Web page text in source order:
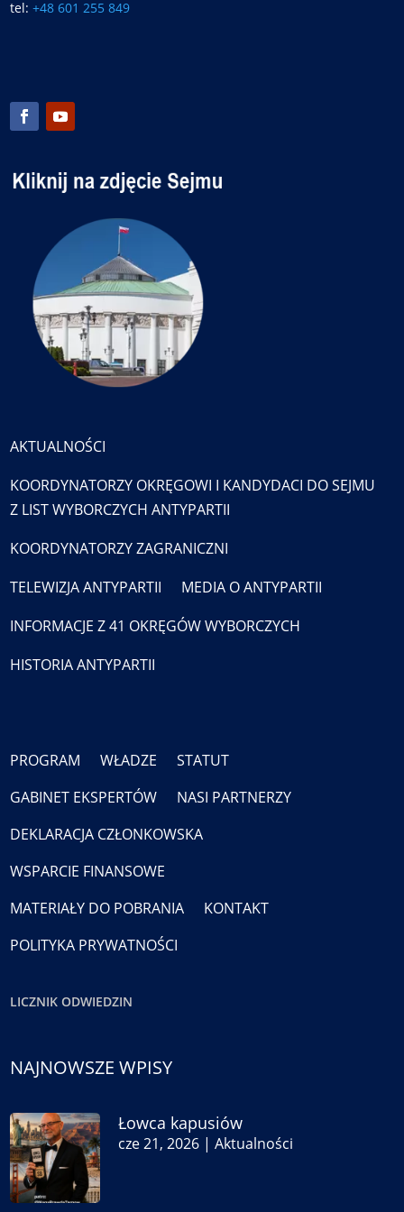
tel:+48 601 255 849
AKTUALNOŚCI
KOORDYNATORZY OKRĘGOWI I KANDYDACI DO SEJMU
Z LIST WYBORCZYCH ANTYPARTII
KOORDYNATORZY ZAGRANICZNI
TELEWIZJA ANTYPARTII
MEDIA O ANTYPARTII
INFORMACJE Z 41 OKRĘGÓW WYBORCZYCH
HISTORIA ANTYPARTII
PROGRAM WŁADZE
STATUT
GABINET EKSPERTÓW
NASI PARTNERZY
DEKLARACJA CZŁONKOWSKA
WSPARCIE FINANSOWE
MATERIAŁY DO POBRANIA
KONTAKT
POLITYKA PRYWATNOŚCI
LICZNIK ODWIEDZIN
NAJNOWSZE WPISY
Łowca kapusiów
cze 21, 2026 |Aktualności